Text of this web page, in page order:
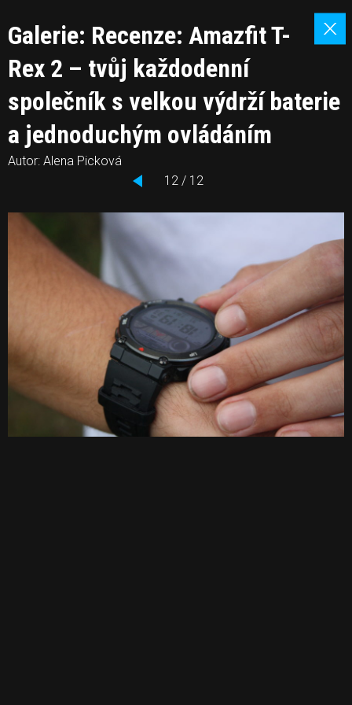
Galerie: Recenze: Amazfit T-
Rex 2 – tvůj každodenní
společník s velkou výdrží baterie
a jednoduchým ovládáním
Autor: Alena Picková
12 / 12